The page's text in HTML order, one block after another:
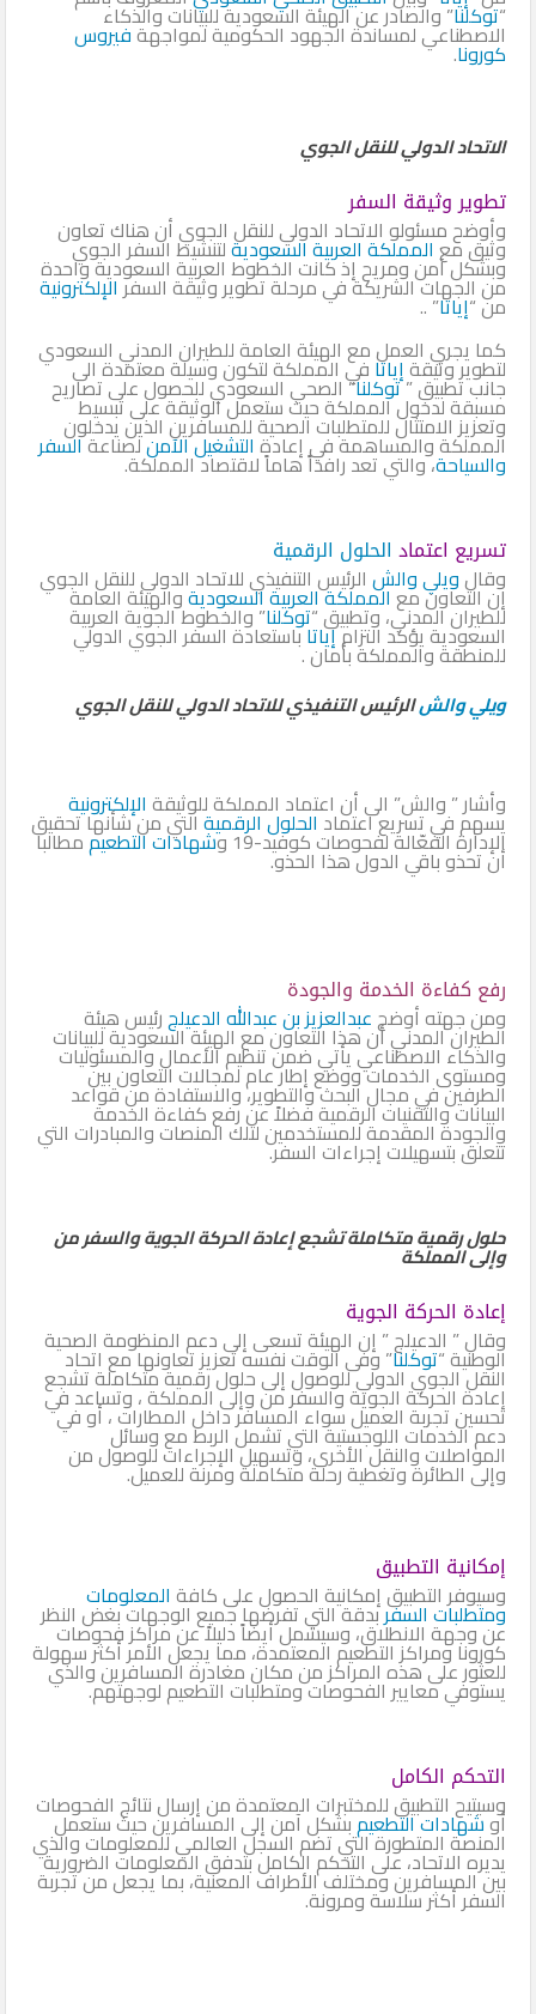
“توكلنا” والصادر عن الهيئة السعودية للبيانات والذكاء
الاصطناعي لمساندة الجهود الحكومية لمواجهةفيروس
كورونا.
الاتحاد الدولي للنقل الجوي
تطوير وثيقة السفر
وأوضح مسئولو الاتحاد الدولي للنقل الجوي أن هناك تعاون
وثيق معالمملكة العربية السعوديةلتنشيط السفر الجوي
وبشكل آمن ومريح إذ كانت الخطوط العربية السعودية واحدة
من الجهات الشريكة في مرحلة تطوير وثيقة السفرالإلكترونية
من “إياتا” ..
كما يجري العمل مع الهيئة العامة للطيران المدني السعودي
لتطوير وثيقةإياتافي المملكة لتكون وسيلة معتمدة الى
جانب تطبيق ”توكلنا” الصحي السعودي للحصول على تصاريح
مسبقة لدخول المملكة حيث ستعمل الوثيقة على تبسيط
وتعزيز الامتثال للمتطلبات الصحية للمسافرين الذين يدخلون
المملكة والمساهمة في إعادة التشغيل الآمنلصناعةالسفر
والسياحة، والتي تعد رافداً هاماً لاقتصاد المملكة.
تسريع اعتماد الحلول الرقمية
وقالويلي والش الرئيس التنفيذي للاتحاد الدولي للنقل الجوي
إن التعاون معالمملكة العربية السعوديةوالهيئة العامة
للطيران المدني، وتطبيق “توكلنا” والخطوط الجوية العربية
السعودية يؤكد التزامإياتاباستعادة السفر الجوي الدولي
للمنطقة والمملكة بأمان .
ويلي والشالرئيس التنفيذي للاتحاد الدولي للنقل الجوي
وأشار ” والش” الى أن اعتماد المملكة للوثيقة الإلكترونية
يسهم في تسريع اعتمادالحلول الرقميةالتي من شأنها تحقيق
الإدارة الفعّالة لفحوصات كوفيد-19 و شهادات التطعيممطالبا
أن تحذو باقي الدول هذا الحذو.
رفع كفاءة الخدمة والجودة
ومن جهته أوضح عبدالعزيز بن عبدالله الدعيلجرئيس هيئة
الطيران المدني أن هذا التعاون مع الهيئة السعودية للبيانات
والذكاء الاصطناعي يأتي ضمن تنظيم الأعمال والمسئوليات
ومستوى الخدمات ووضع إطار عام لمجالات التعاون بين
الطرفين في مجال البحث والتطوير، والاستفادة من قواعد
البيانات والتقنيات الرقمية فضلاً عن رفع كفاءة الخدمة
والجودة المقدمة للمستخدمين لتلك المنصات والمبادرات التي
تتعلق بتسهيلات إجراءات السفر.
حلول رقمية متكاملة تشجع إعادة الحركة الجوية والسفر من
وإلى المملكة
إعادة الحركة الجوية
وقال ” الدعيلج ” إن الهيئة تسعى إلى دعم المنظومة الصحية
الوطنية “توكلنا” وفى الوقت نفسه تعزيز تعاونها مع اتحاد
النقل الجوي الدولي للوصول إلى حلول رقمية متكاملة تشجع
إعادة الحركة الجوية والسفر من وإلى المملكة ، وتساعد في
تحسين تجربة العميل سواء المسافر داخل المطارات ، أو في
دعم الخدمات اللوجستية التي تشمل الربط مع وسائل
المواصلات والنقل الأخرى، وتسهيل الإجراءات للوصول من
وإلى الطائرة وتغطية رحلة متكاملة ومرنة للعميل.
إمكانية التطبيق
وسيوفر التطبيق إمكانية الحصول على كافة المعلومات
ومتطلبات السفربدقة التي تفرضها جميع الوجهات بغض النظر
عن وجهة الانطلاق، وسيشمل أيضاً دليلاً عن مراكز فحوصات
كورونا ومراكز التطعيم المعتمدة، مما يجعل الأمر أكثر سهولة
للعثور على هذه المراكز من مكان مغادرة المسافرين والذي
يستوفي معايير الفحوصات ومتطلبات التطعيم لوجهتهم.
التحكم الكامل
وسيتيح التطبيق للمختبرات المعتمدة من إرسال نتائج الفحوصات
أوشهادات التطعيمبشكل آمن إلى المسافرين حيث ستعمل
المنصة المتطورة التي تضم السجل العالمي للمعلومات والذي
يديره الاتحاد، على التحكم الكامل بتدفق المعلومات الضرورية
بين المسافرين ومختلف الأطراف المعنية، بما يجعل من تجربة
السفر أكثر سلاسة ومرونة.